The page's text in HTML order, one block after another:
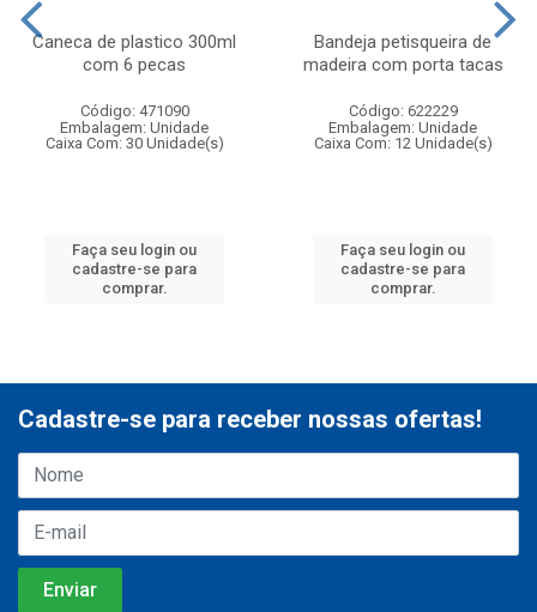
Caneca de plastico 300ml
com 6 pecas
Código: 471090
Embalagem: Unidade
Caixa Com: 30 Unidade(s)
Faça seu login ou
cadastre-se para
comprar.
Bandeja petisqueira de
madeira com porta tacas
Código: 622229
Embalagem: Unidade
Caixa Com: 12 Unidade(s)
Faça seu login ou
cadastre-se para
comprar.
Cadastre-se para receber nossas ofertas!